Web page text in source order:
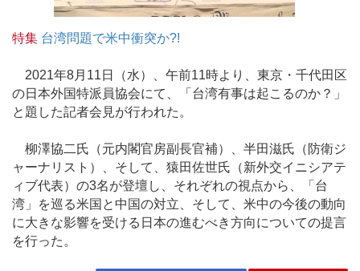
特集 台湾問題で米中衝突か?!
2021年8月11日（水）、午前11時より、東京・千代田区
の日本外国特派員協会にて、「台湾有事は起こるのか？」
と題した記者会見が行われた。
柳澤協二氏（元内閣官房副長官補）、半田滋氏（防衛ジ
ャーナリスト）、そして、猿田佐世氏（新外交イニシアテ
ィブ代表）の3名が登壇し、それぞれの視点から、「台
湾」を巡る米国と中国の対立、そして、米中の今後の動向
に大きな影響を受ける日本の進むべき方向についての提言
を行った。